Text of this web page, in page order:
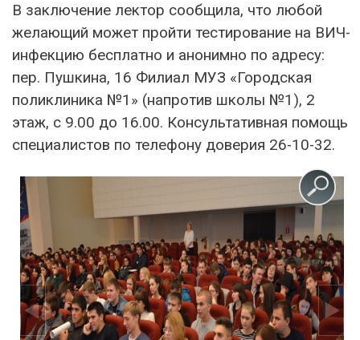
В заключение лектор сообщила, что любой
желающий может пройти тестирование на ВИЧ-
инфекцию бесплатно и анонимно по адресу:
пер. Пушкина, 16 Филиал МУЗ «Городская
поликлиника №1» (напротив школы №1), 2
этаж, с 9.00 до 16.00. Консультативная помощь
специалистов по телефону доверия 26-10-32.